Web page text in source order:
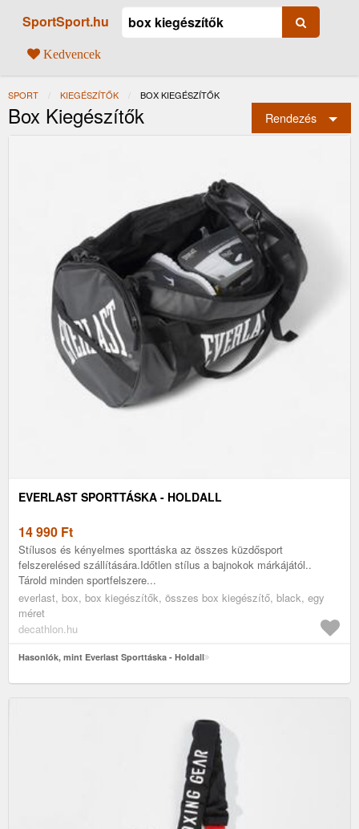
SportSport.hu
Kedvencek
SPORT KIEGÉSZÍTŐK JELENLEGI:
BOX KIEGÉSZÍTŐK
Box Kiegészítők Rendezés
EVERLAST SPORTTÁSKA - HOLDALL
14 990 Ft
Stílusos és kényelmes sporttáska az összes küzdősport
felszerelésed szállítására.Időtlen stílus a bajnokok márkájától..
Tárold minden sportfelszere...
everlast, box, box kiegészítők, összes box kiegészítő, black, egy
méret
decathlon.hu
Hasonlók, mint Everlast Sporttáska - Holdall